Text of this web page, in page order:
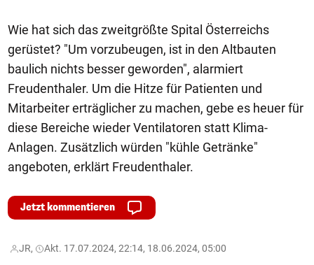
Wie hat sich das zweitgrößte Spital Österreichs
gerüstet? "Um vorzubeugen, ist in den Altbauten
baulich nichts besser geworden", alarmiert
Freudenthaler. Um die Hitze für Patienten und
Mitarbeiter erträglicher zu machen, gebe es heuer für
diese Bereiche wieder Ventilatoren statt Klima-
Anlagen. Zusätzlich würden "kühle Getränke"
angeboten, erklärt Freudenthaler.
Jetzt kommentieren
JR, Akt. 17.07.2024, 22:14, 18.06.2024, 05:00